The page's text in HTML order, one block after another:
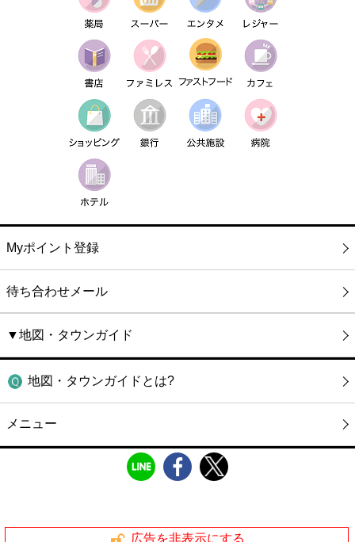
Myポイント登録
待ち合わせメール
▼地図・タウンガイド
地図・タウンガイドとは?
メニュー
広告を非表示にする